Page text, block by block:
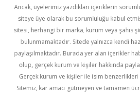
Ancak, üyelerimiz yazdıkları içeriklerin
siteye üye olarak bu sorumluluğu kabul
sitesi, herhangi bir marka, kurum veya şahıs
bulunmamaktadır. Sitede yalnızca kendi
paylaşılmaktadır. Burada yer alan içerikler
olup, gerçek kurum ve kişiler hakkında
Gerçek kurum ve kişiler ile isim
Sitemiz, kar amacı gütmeyen ve tamamen